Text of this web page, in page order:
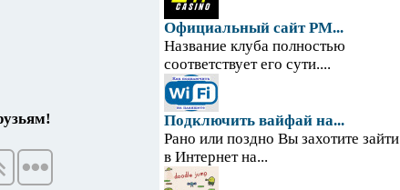
Официальный сайт PM...
Название клуба полностью
соответствует его сути....
Подключить вайфай на...
Рано или поздно Вы захотите зайти
в Интернет на...